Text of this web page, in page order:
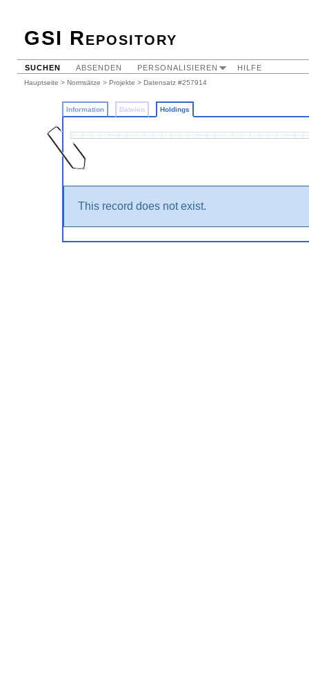
GSI Repository
SUCHEN ABSENDEN PERSONALISIEREN HILFE
Hauptseite > Normsätze > Projekte > Datensatz #257914
Information Dateien Holdings
This record does not exist.